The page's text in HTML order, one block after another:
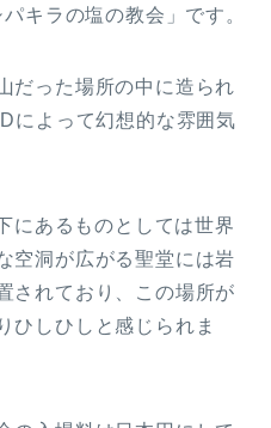
キラの塩の教会」です。
だった場所の中に造られ
によって幻想的な雰囲気
にあるものとしては世界
空洞が広がる聖堂には岩
されており、この場所が
ひしひしと感じられま